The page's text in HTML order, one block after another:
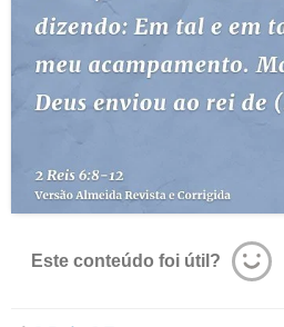
Este conteúdo foi útil?